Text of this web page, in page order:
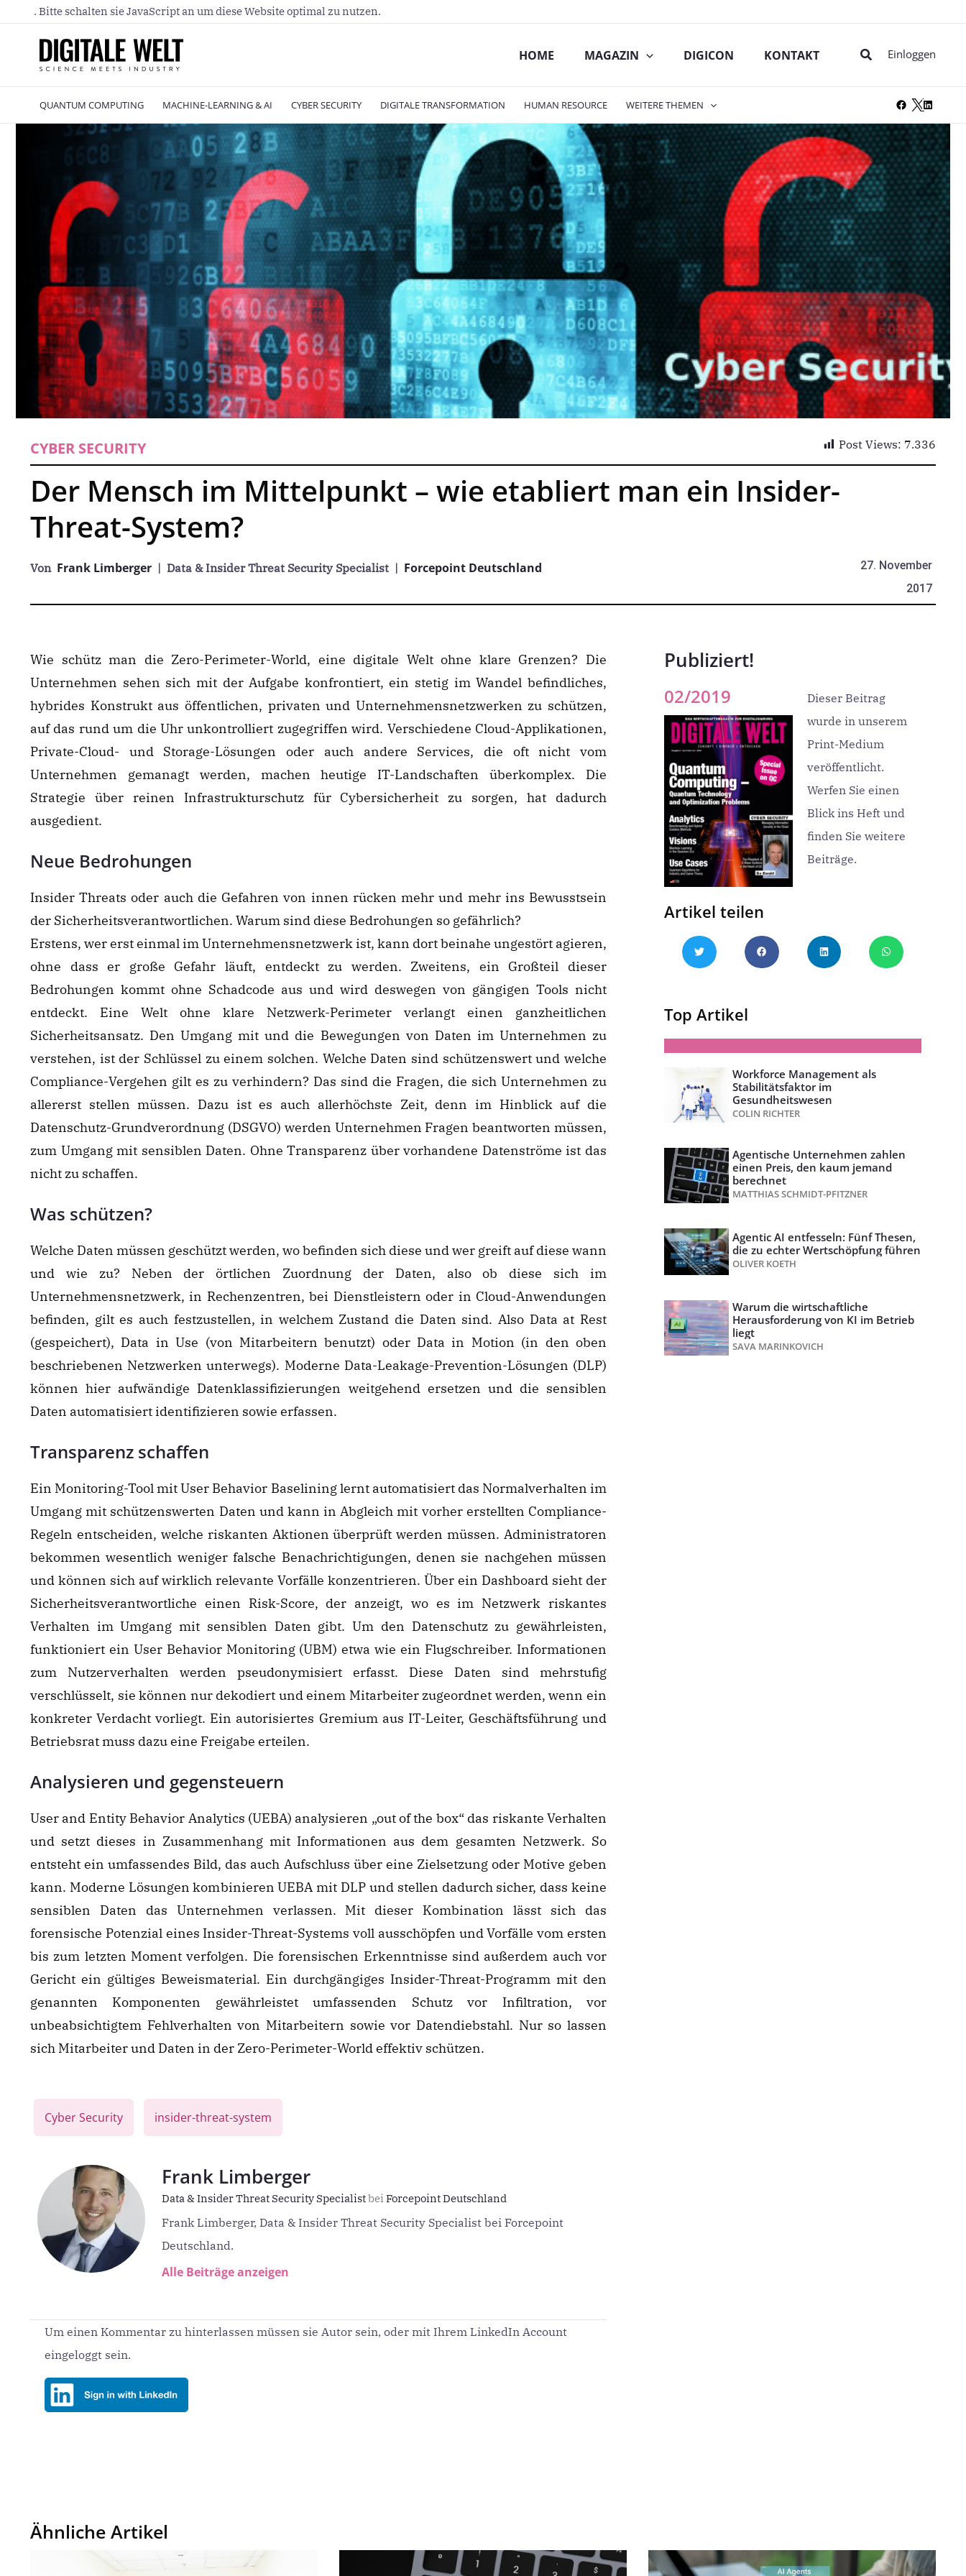
. Bitte schalten sie JavaScript an um diese Website optimal zu nutzen.
HOME MAGAZIN DIGICON KONTAKT SucheEinloggen
QUANTUM COMPUTING MACHINE-LEARNING & AI CYBER SECURITY DIGITALE TRANSFORMATION HUMAN RESOURCE WEITERE THEMEN
CYBER SECURITY Post Views: 7.336
Der Mensch im Mittelpunkt – wie etabliert man ein Insider-
Threat-System?
Von Frank Limberger | Data & Insider Threat Security Specialist | Forcepoint Deutschland
27. November
2017
Wie schütz man die Zero-Perimeter-World, eine digitale Welt ohne klare Grenzen? Die
Unternehmen sehen sich mit der Aufgabe konfrontiert, ein stetig im Wandel befindliches,
hybrides Konstrukt aus öffentlichen, privaten und Unternehmensnetzwerken zu schützen,
auf das rund um die Uhr unkontrolliert zugegriffen wird. Verschiedene Cloud-Applikationen,
Private-Cloud- und Storage-Lösungen oder auch andere Services, die oft nicht vom
Unternehmen gemanagt werden, machen heutige IT-Landschaften überkomplex. Die
Strategie über reinen Infrastrukturschutz für Cybersicherheit zu sorgen, hat dadurch
ausgedient.
Neue Bedrohungen
Insider Threats oder auch die Gefahren von innen rücken mehr und mehr ins Bewusstsein
der Sicherheitsverantwortlichen. Warum sind diese Bedrohungen so gefährlich?
Erstens, wer erst einmal im Unternehmensnetzwerk ist, kann dort beinahe ungestört agieren,
ohne dass er große Gefahr läuft, entdeckt zu werden. Zweitens, ein Großteil dieser
Bedrohungen kommt ohne Schadcode aus und wird deswegen von gängigen Tools nicht
entdeckt. Eine Welt ohne klare Netzwerk-Perimeter verlangt einen ganzheitlichen
Sicherheitsansatz. Den Umgang mit und die Bewegungen von Daten im Unternehmen zu
verstehen, ist der Schlüssel zu einem solchen. Welche Daten sind schützenswert und welche
Compliance-Vergehen gilt es zu verhindern? Das sind die Fragen, die sich Unternehmen zu
allererst stellen müssen. Dazu ist es auch allerhöchste Zeit, denn im Hinblick auf die
Datenschutz-Grundverordnung (DSGVO) werden Unternehmen Fragen beantworten müssen,
zum Umgang mit sensiblen Daten. Ohne Transparenz über vorhandene Datenströme ist das
nicht zu schaffen.
Was schützen?
Welche Daten müssen geschützt werden, wo befinden sich diese und wer greift auf diese wann
und wie zu? Neben der örtlichen Zuordnung der Daten, also ob diese sich im
Unternehmensnetzwerk, in Rechenzentren, bei Dienstleistern oder in Cloud-Anwendungen
befinden, gilt es auch festzustellen, in welchem Zustand die Daten sind. Also Data at Rest
(gespeichert), Data in Use (von Mitarbeitern benutzt) oder Data in Motion (in den oben
beschriebenen Netzwerken unterwegs). Moderne Data-Leakage-Prevention-Lösungen (DLP)
können hier aufwändige Datenklassifizierungen weitgehend ersetzen und die sensiblen
Daten automatisiert identifizieren sowie erfassen.
Transparenz schaffen
Ein Monitoring-Tool mit User Behavior Baselining lernt automatisiert das Normalverhalten im
Umgang mit schützenswerten Daten und kann in Abgleich mit vorher erstellten Compliance-
Regeln entscheiden, welche riskanten Aktionen überprüft werden müssen. Administratoren
bekommen wesentlich weniger falsche Benachrichtigungen, denen sie nachgehen müssen
und können sich auf wirklich relevante Vorfälle konzentrieren. Über ein Dashboard sieht der
Sicherheitsverantwortliche einen Risk-Score, der anzeigt, wo es im Netzwerk riskantes
Verhalten im Umgang mit sensiblen Daten gibt. Um den Datenschutz zu gewährleisten,
funktioniert ein User Behavior Monitoring (UBM) etwa wie ein Flugschreiber. Informationen
zum Nutzerverhalten werden pseudonymisiert erfasst. Diese Daten sind mehrstufig
verschlüsselt, sie können nur dekodiert und einem Mitarbeiter zugeordnet werden, wenn ein
konkreter Verdacht vorliegt. Ein autorisiertes Gremium aus IT-Leiter, Geschäftsführung und
Betriebsrat muss dazu eine Freigabe erteilen.
Analysieren und gegensteuern
User and Entity Behavior Analytics (UEBA) analysieren „out of the box“ das riskante Verhalten
und setzt dieses in Zusammenhang mit Informationen aus dem gesamten Netzwerk. So
entsteht ein umfassendes Bild, das auch Aufschluss über eine Zielsetzung oder Motive geben
kann. Moderne Lösungen kombinieren UEBA mit DLP und stellen dadurch sicher, dass keine
sensiblen Daten das Unternehmen verlassen. Mit dieser Kombination lässt sich das
forensische Potenzial eines Insider-Threat-Systems voll ausschöpfen und Vorfälle vom ersten
bis zum letzten Moment verfolgen. Die forensischen Erkenntnisse sind außerdem auch vor
Gericht ein gültiges Beweismaterial. Ein durchgängiges Insider-Threat-Programm mit den
genannten Komponenten gewährleistet umfassenden Schutz vor Infiltration, vor
unbeabsichtigtem Fehlverhalten von Mitarbeitern sowie vor Datendiebstahl. Nur so lassen
sich Mitarbeiter und Daten in der Zero-Perimeter-World effektiv schützen.
Cyber Security insider-threat-system
Frank Limberger
Data & Insider Threat Security SpecialistbeiForcepoint Deutschland
Frank Limberger, Data & Insider Threat Security Specialist bei Forcepoint
Deutschland.
Alle Beiträge anzeigen
Um einen Kommentar zu hinterlassen müssen sie Autor sein, oder mit Ihrem LinkedIn Account
eingeloggt sein.
Publiziert!
02/2019
Dieser Beitrag
wurde in unserem
Print-Medium
veröffentlicht.
Werfen Sie einen
Blick ins Heft und
finden Sie weitere
Beiträge.
Artikel teilen
Top Artikel
Workforce Management als
Stabilitätsfaktor im
Gesundheitswesen
COLIN RICHTER
Agentische Unternehmen zahlen
einen Preis, den kaum jemand
berechnet
MATTHIAS SCHMIDT-PFITZNER
Agentic AI entfesseln: Fünf Thesen,
die zu echter Wertschöpfung führen
OLIVER KOETH
Warum die wirtschaftliche
Herausforderung von KI im Betrieb
liegt
SAVA MARINKOVICH
Ähnliche Artikel